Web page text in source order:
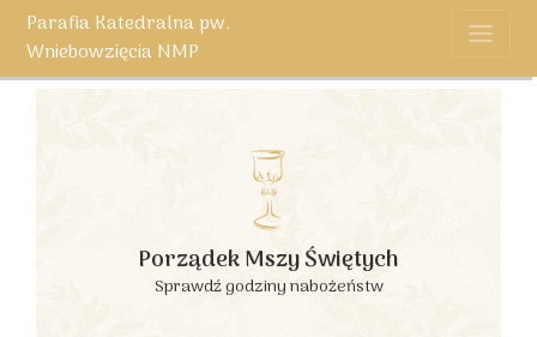
Parafia Katedralna pw.
Wniebowzięcia NMP
Porządek Mszy Świętych
Sprawdź godziny nabożeństw